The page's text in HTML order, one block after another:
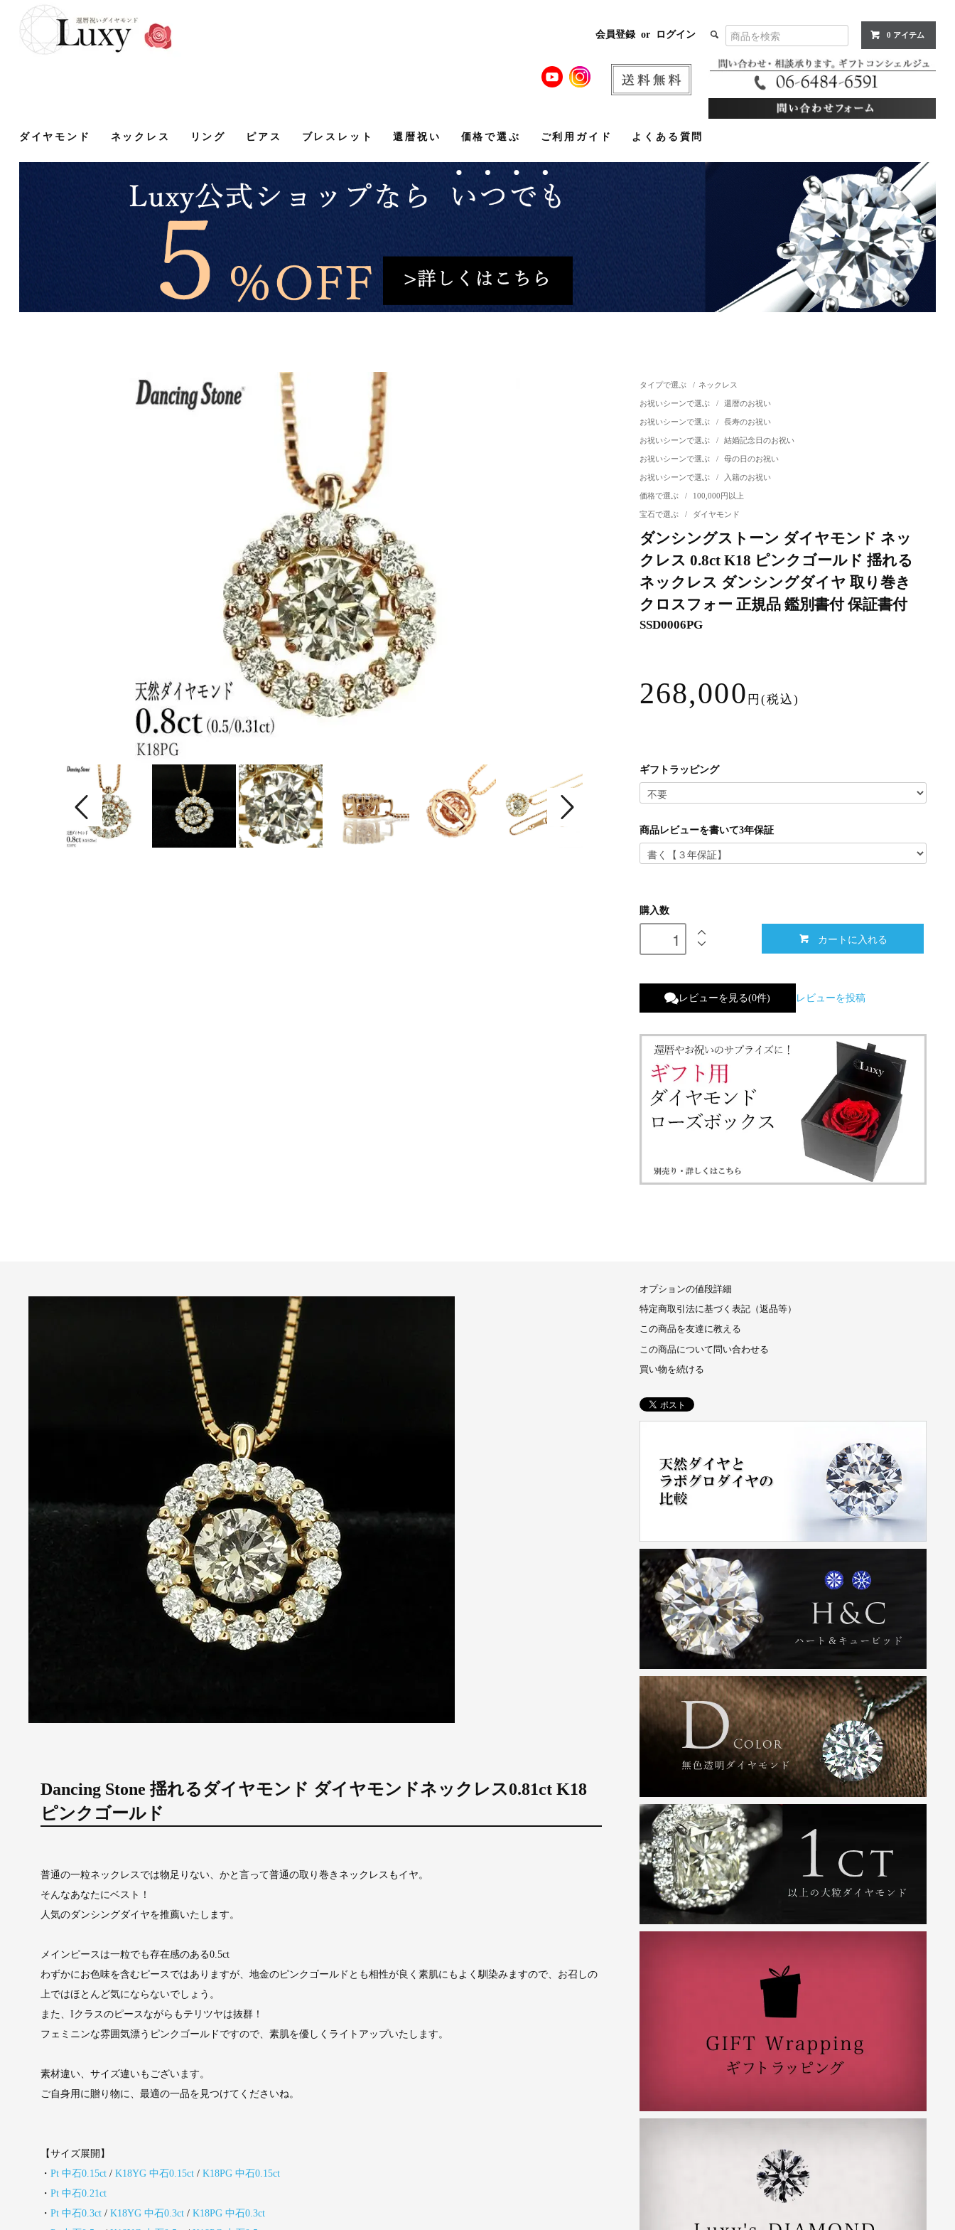
会員登録 or ログイン 0 アイテム
ダイヤモンド ネックレス リング ピアス ブレスレット 還暦祝い 価格で選ぶ ご利用ガイド よくある質問
タイプで選ぶ / ネックレス
お祝いシーンで選ぶ / 還暦のお祝い
お祝いシーンで選ぶ / 長寿のお祝い
お祝いシーンで選ぶ / 結婚記念日のお祝い
お祝いシーンで選ぶ / 母の日のお祝い
お祝いシーンで選ぶ / 入籍のお祝い
価格で選ぶ / 100,000円以上
宝石で選ぶ / ダイヤモンド
ダンシングストーン ダイヤモンド ネッ
クレス 0.8ct K18 ピンクゴールド 揺れる
ネックレス ダンシングダイヤ 取り巻き
クロスフォー 正規品 鑑別書付 保証書付
SSD0006PG
268,000 円(税込)
ギフトラッピング
商品レビューを書いて3年保証
購入数
カートに入れる
レビューを見る(0件) レビューを投稿
Dancing Stone 揺れるダイヤモンド ダイヤモンドネックレス0.81ct K18
ピンクゴールド
普通の一粒ネックレスでは物足りない、かと言って普通の取り巻きネックレスもイヤ。
そんなあなたにベスト！
人気のダンシングダイヤを推薦いたします。
メインピースは一粒でも存在感のある0.5ct
わずかにお色味を含むピースではありますが、地金のピンクゴールドとも相性が良く素肌にもよく馴染みますので、お召しの
上ではほとんど気にならないでしょう。
また、Iクラスのピースながらもテリツヤは抜群！
フェミニンな雰囲気漂うピンクゴールドですので、素肌を優しくライトアップいたします。
素材違い、サイズ違いもございます。
ご自身用に贈り物に、最適の一品を見つけてくださいね。
【サイズ展開】
・ Pt 中石0.15ct/K18YG 中石0.15ct/ K18PG 中石0.15ct
・ Pt 中石0.21ct
・ Pt 中石0.3ct/K18YG 中石0.3ct/ K18PG 中石0.3ct
オプションの値段詳細
特定商取引法に基づく表記（返品等）
この商品を友達に教える
この商品について問い合わせる
買い物を続ける